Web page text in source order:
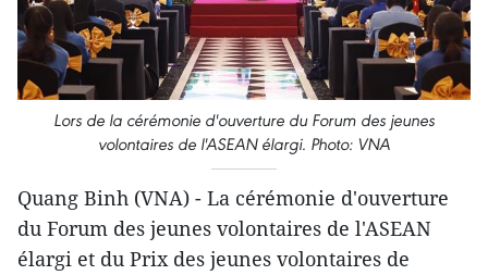
Lors de la cérémonie d'ouverture du Forum des jeunes
volontaires de l'ASEAN élargi. Photo: VNA
Quang Binh (VNA) - La cérémonie d'ouverture
du Forum des jeunes volontaires de l'ASEAN
élargi et du Prix des jeunes volontaires de